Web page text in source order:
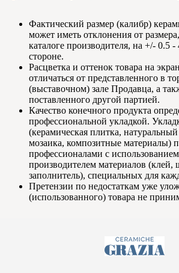
Фактический размер (калибр)
может иметь отклонения от
каталоге производителя, на +/- 0.5
стороне.
Расцветка и оттенок товара на
отличаться от представленного в
(выставочном) зале Продавца, а
поставленного другой партией.
Качество конечного продукта
профессиональной укладкой.
(керамическая плитка,
мозаика, композитные материалы)
профессионалами с
производителем материалов
заполнитель), специальных для
Претензии по недостаткам уже
(использованного) товара не